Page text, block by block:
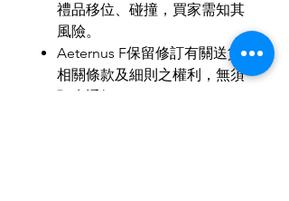
禮品移位、碰撞，買家需知其
風險。
Aeternus F保留修訂有關送貨
相關條款及細則之權利，無須
預先通知。